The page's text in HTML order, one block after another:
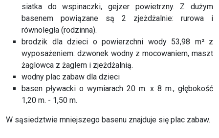
siatka do wspinaczki, gejzer powietrzny. Z dużym
basenem powiązane są 2 zjeżdżalnie: rurowa i
równoległa (rodzinna).
brodzik dla dzieci o powierzchni wody 53,98 m² z
wyposażeniem: dzwonek wodny z mocowaniem, maszt
żaglowca z żaglem i zjeżdżalnią.
wodny plac zabaw dla dzieci
basen pływacki o wymiarach 20 m. x 8 m., głębokość
1,20 m. - 1,50 m.
W sąsiedztwie mniejszego basenu znajduje się plac zabaw.